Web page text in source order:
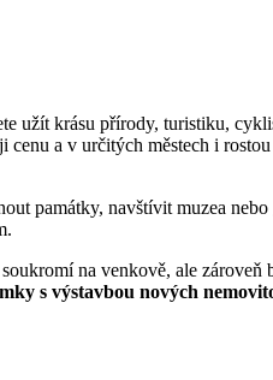
krásu přírody, turistiku,
a v určitých městech i
památky, navštívit muzea
na venkově, ale
s výstavbou nových